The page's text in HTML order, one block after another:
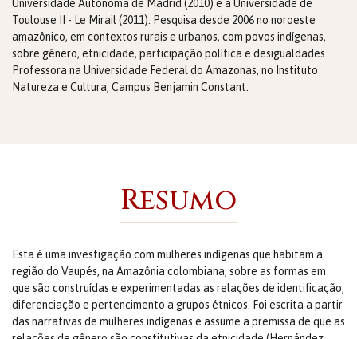
Universidade Autónoma de Madrid (2010) e a Universidade de
Toulouse II - Le Mirail (2011). Pesquisa desde 2006 no noroeste
amazônico, em contextos rurais e urbanos, com povos indígenas,
sobre gênero, etnicidade, participação política e desigualdades.
Professora na Universidade Federal do Amazonas, no Instituto
Natureza e Cultura, Campus Benjamin Constant.
Resumo
Esta é uma investigação com mulheres indígenas que habitam a
região do Vaupés, na Amazônia colombiana, sobre as formas em
que são construídas e experimentadas as relações de identificação,
diferenciação e pertencimento a grupos étnicos. Foi escrita a partir
das narrativas de mulheres indígenas e assume a premissa de que as